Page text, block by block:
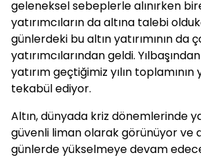
geleneksel sebeplerle alınırken
yatırımcıların da altına talebi
günlerdeki bu altın yatırımının da
yatırımcılarından geldi.
yatırım geçtiğimiz yılın toplamının
tekabül ediyor.
Altın, dünyada kriz dönemlerinde
güvenli liman olarak görünüyor ve
günlerde yükselmeye devam